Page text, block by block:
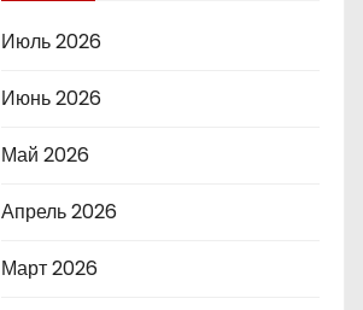
Июль 2026
Июнь 2026
Май 2026
Апрель 2026
Март 2026